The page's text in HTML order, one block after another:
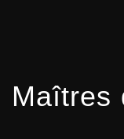
Maîtres